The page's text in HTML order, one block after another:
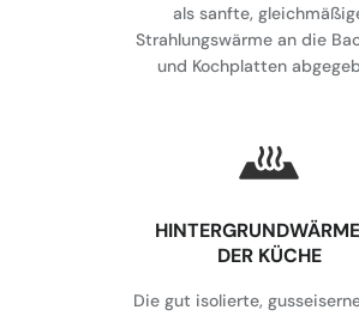
als sanfte,
Strahlungswärme an die
und Kochplatten
DER KÜCHE
Die gut isolierte,